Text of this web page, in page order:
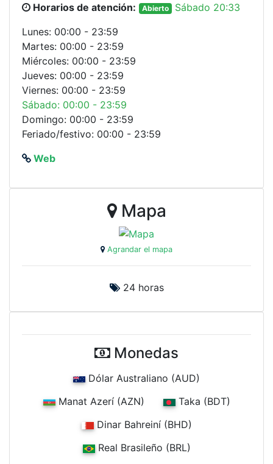
Horarios de atención:
Abierto
Sábado 20:33
Lunes: 00:00 - 23:59
Martes: 00:00 - 23:59
Miércoles: 00:00 - 23:59
Jueves: 00:00 - 23:59
Viernes: 00:00 - 23:59
Sábado: 00:00 - 23:59
Domingo: 00:00 - 23:59
Feriado/festivo: 00:00 - 23:59
Web
Mapa
Agrandar el mapa
24 horas
Monedas
Dólar Australiano (AUD)
Manat Azerí (AZN)
Taka (BDT)
Dinar Bahreiní (BHD)
Real Brasileño (BRL)